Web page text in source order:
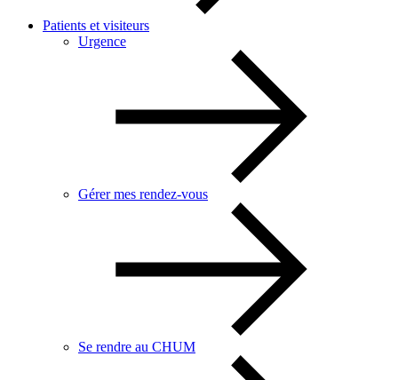
Patients et visiteurs
Urgence
Gérer mes rendez-vous
Se rendre au CHUM